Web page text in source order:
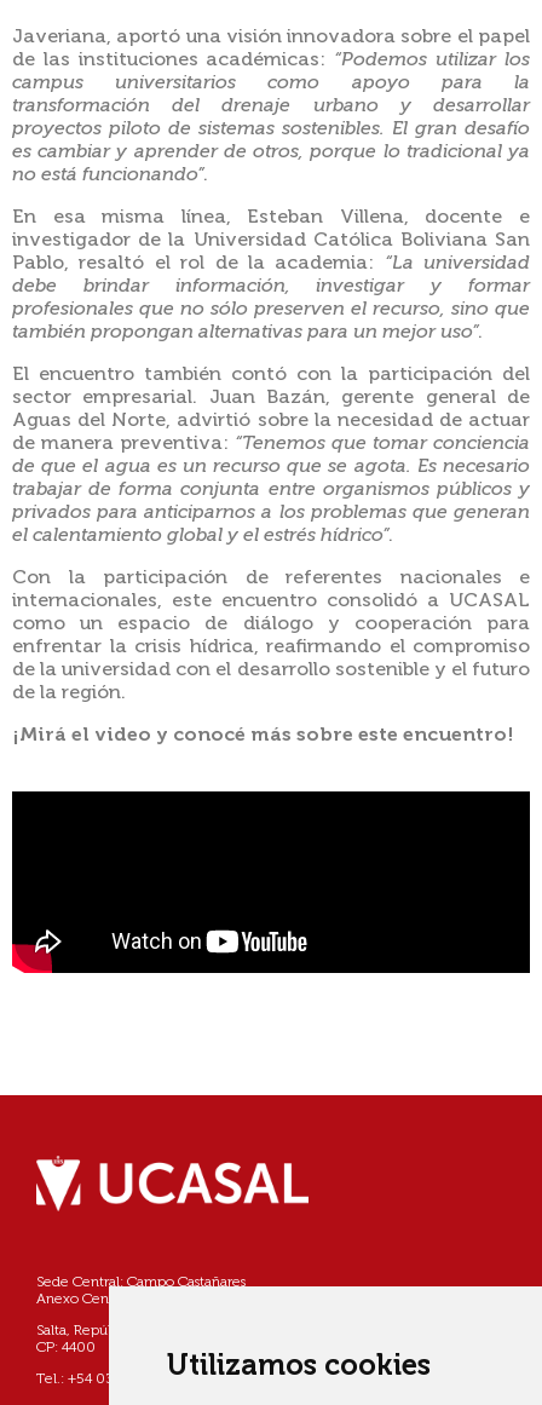
Utilizamos cookies
Javeriana, aportó una visión innovadora sobre el papel
de las instituciones académicas: “Podemos utilizar los
campus universitarioscomo apoyo para la
transformación del drenaje urbano y desarrollar
proyectos piloto de sistemas sostenibles. El gran desafío
es cambiar y aprender de otros, porque lo tradicional ya
no está funcionando”.
En esa misma línea, Esteban Villena, docente e
investigador de la Universidad Católica Boliviana San
Pablo, resaltó el rol de la academia: “La universidad
debe brindar información, investigar y formar
profesionales que no sólo preserven el recurso, sino que
también propongan alternativas para un mejor uso”.
El encuentro también contó con la participación del
sector empresarial. Juan Bazán, gerente general de
Aguas del Norte, advirtió sobre la necesidad de actuar
de manera preventiva: “Tenemos que tomar conciencia
de que el agua es un recurso que se agota. Es necesario
trabajar de forma conjunta entre organismos públicos y
privados para anticiparnos a los problemas que generan
el calentamiento global y el estrés hídrico”.
Con la participación de referentes nacionales e
internacionales, este encuentro consolidó a UCASAL
como un espacio de diálogo y cooperación para
enfrentar la crisis hídrica, reafirmando el compromiso
de la universidad con el desarrollo sostenible y el futuro
de la región.
¡Mirá el video y conocé más sobre este encuentro!
Sede Central: Campo Castañares
Anexo Centro: Pellegrini 790
Salta, República Argentina
CP: 4400
Tel.: +54 0387 4268800